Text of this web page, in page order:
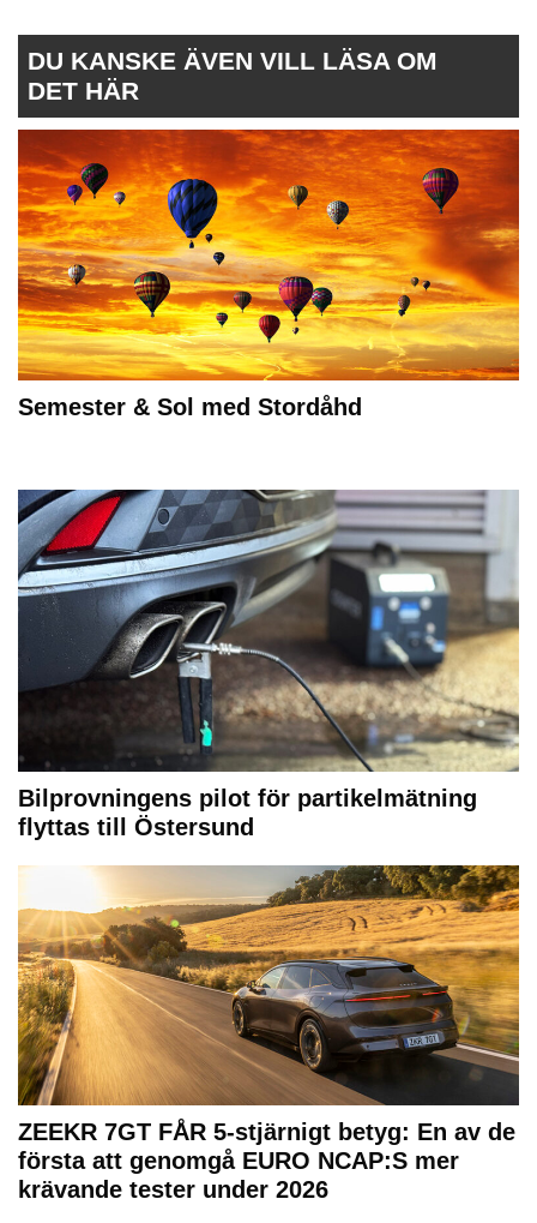
DU KANSKE ÄVEN VILL LÄSA OM
DET HÄR
Semester & Sol med Stordåhd
Bilprovningens pilot för partikelmätning
flyttas till Östersund
ZEEKR 7GT FÅR 5-stjärnigt betyg: En av de
första att genomgå EURO NCAP:S mer
krävande tester under 2026